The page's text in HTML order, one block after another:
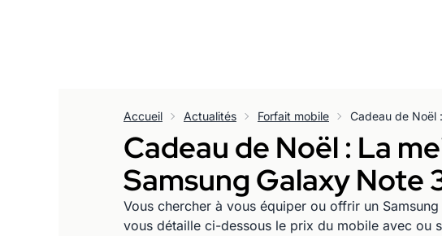
Accueil Actualités Forfait mobile
Cadeau de Noël : La
Samsung Galaxy Note
Vous chercher à vous équiper ou offrir un
vous détaille ci-dessous le prix du mobile avec ou